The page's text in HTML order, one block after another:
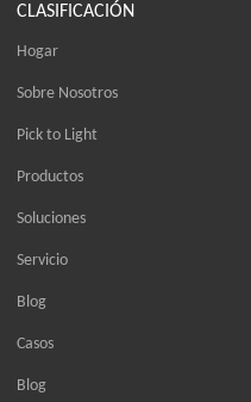
CLASIFICACIÓN
Hogar
Sobre Nosotros
Pick to Light
Productos
Soluciones
Servicio
Blog
Casos
Blog